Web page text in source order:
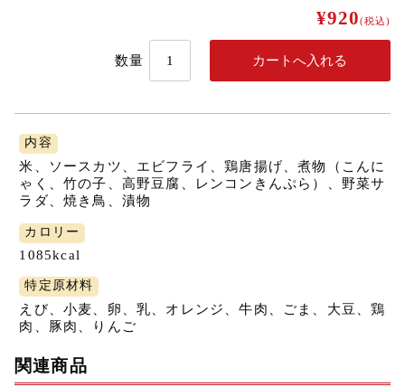
¥920(税込)
数量
内容
米、ソースカツ、エビフライ、鶏唐揚げ、煮物（こんに
ゃく、竹の子、高野豆腐、レンコンきんぷら）、野菜サ
ラダ、焼き鳥、漬物
カロリー
1085kcal
特定原材料
えび、小麦、卵、乳、オレンジ、牛肉、ごま、大豆、鶏
肉、豚肉、りんご
関連商品